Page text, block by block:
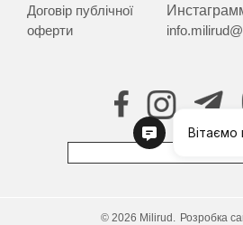
Договір публічної
оферти
© 2026 Milirud. Розробка